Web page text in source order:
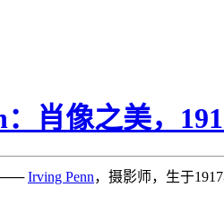
肖像之美，
Irving Penn，摄影师，生于